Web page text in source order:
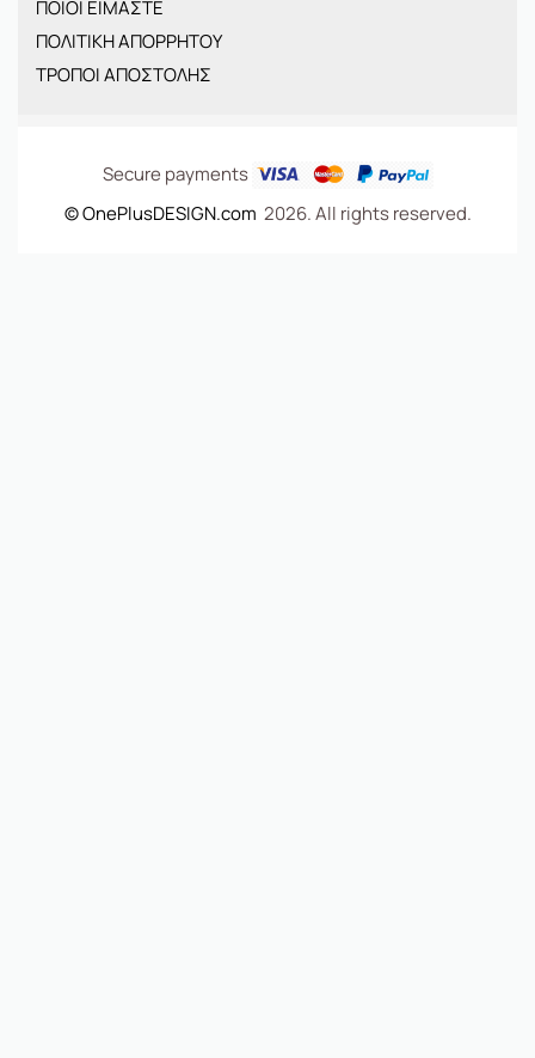
ΝΕΕΣ ΑΦΙΞΕΙΣ
OFFERS
ΤΣΑΝΤΕΣ
ΠΟΙΟΙ ΕΙΜΑΣΤΕ
ΠΟΛΙΤΙΚΗ ΑΠΟΡΡΗΤΟΥ
ΤΡΟΠΟΙ ΑΠΟΣΤΟΛΗΣ
Secure payments
© OnePlusDESIGN.com 2026. All rights reserved.